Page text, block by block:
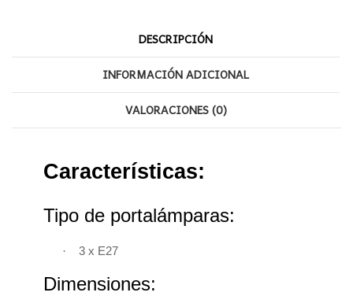
DESCRIPCIÓN
INFORMACIÓN ADICIONAL
VALORACIONES (0)
Características:
Tipo de portalámparas:
· 3 x E27
Dimensiones: